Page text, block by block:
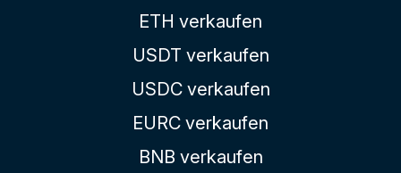
ETH verkaufen
USDT verkaufen
USDC verkaufen
EURC verkaufen
BNB verkaufen